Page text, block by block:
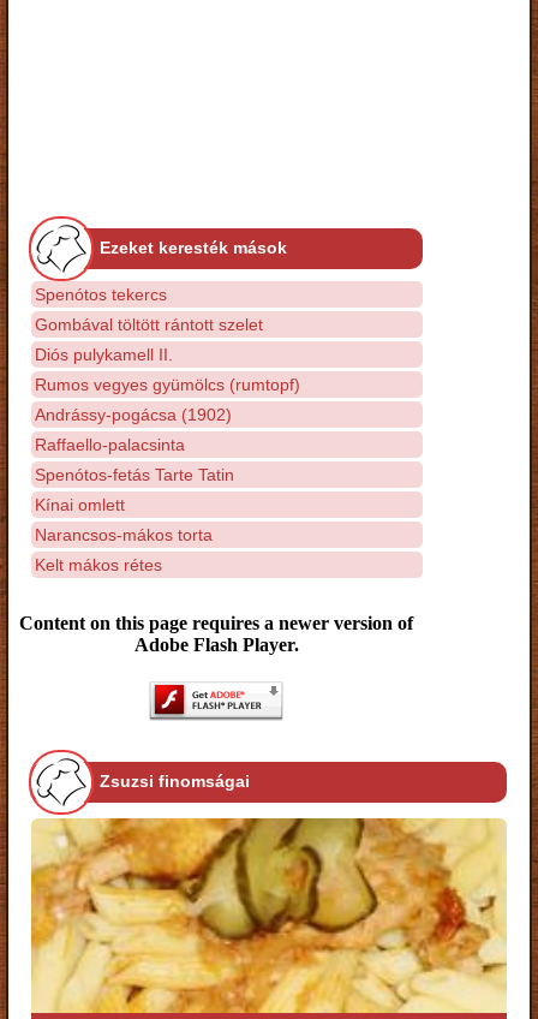
Ezeket keresték mások
Spenótos tekercs
Gombával töltött rántott szelet
Diós pulykamell II.
Rumos vegyes gyümölcs (rumtopf)
Andrássy-pogácsa (1902)
Raffaello-palacsinta
Spenótos-fetás Tarte Tatin
Kínai omlett
Narancsos-mákos torta
Kelt mákos rétes
Content on this page requires a newer version of
Adobe Flash Player.
Zsuzsi finomságai